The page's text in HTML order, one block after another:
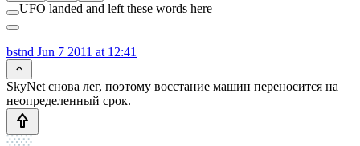
UFO landed and left these words here
bstnd Jun 7 2011 at 12:41
SkyNet снова лег, поэтому восстание машин переносится на
неопределенный срок.